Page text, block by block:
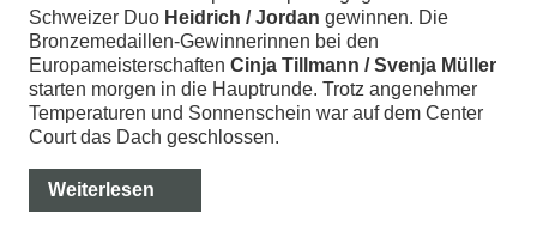
Schweizer Duo Heidrich / Jordan gewinnen. Die
Bronzemedaillen-Gewinnerinnen bei den
Europameisterschaften Cinja Tillmann / Svenja Müller
starten morgen in die Hauptrunde. Trotz angenehmer
Temperaturen und Sonnenschein war auf dem Center
Court das Dach geschlossen.
Weiterlesen